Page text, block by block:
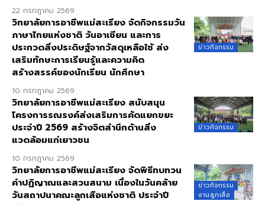
22 กรกฎาคม 2569
ข่าวกิจกรรม
วิทยาลัยการอาชีพแม่สะเรียง จัดกิจกรรมวัน
ภาษาไทยแห่งชาติ วันอาเซียน และการ
ประกวดสิ่งประดิษฐ์จากวัสดุเหลือใช้ ส่ง
เสริมทักษะการเรียนรู้และความคิด
สร้างสรรค์ของนักเรียน นักศึกษา
10 กรกฎาคม 2569
ข่าวกิจกรรม
วิทยาลัยการอาชีพแม่สะเรียง สนับสนุน
โครงการรณรงค์ส่งเสริมการคัดแยกขยะ
ประจำปี 2569 สร้างจิตสำนึกด้านสิ่ง
แวดล้อมแก่เยาวชน
10 กรกฎาคม 2569
ข่าวกิจกรรม
งานลูกเสือ
วิทยาลัยการอาชีพแม่สะเรียง จัดพิธีทบทวน
คำปฏิญาณและสวนสนาม เนื่องในวันคล้าย
วันสถาปนาคณะลูกเสือแห่งชาติ ประจำปี